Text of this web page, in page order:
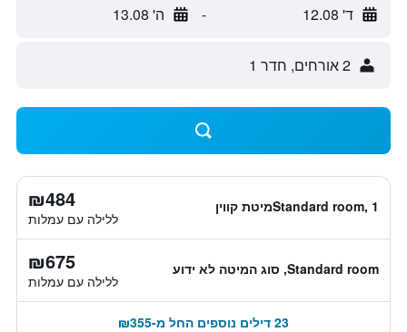
ד' 12.08 - ה' 13.08
2 אורחים, חדר 1
Standard room, 1מיטת קווין ₪484
ללילה עם עמלות
Standard room, סוג המיטה לא ידוע ₪675
ללילה עם עמלות
23 דילים נוספים החל מ-₪355